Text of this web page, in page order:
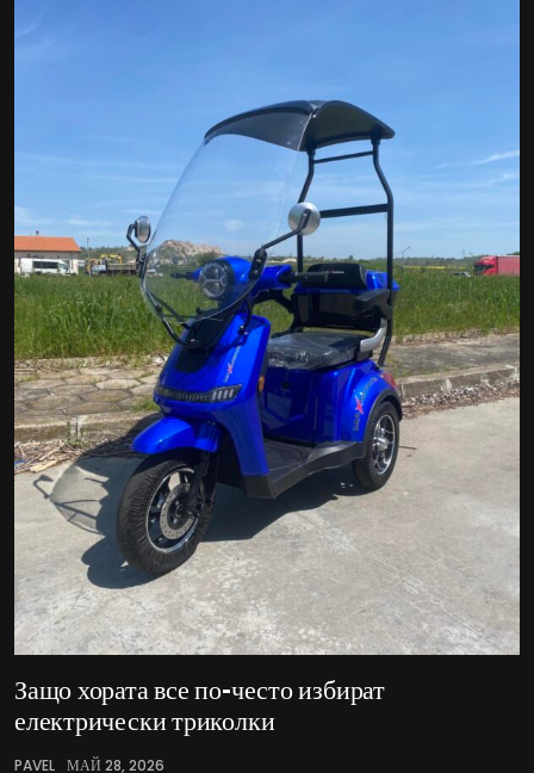
Защо хората все по-често избират
електрически триколки
PAVEL МАЙ 28, 2026